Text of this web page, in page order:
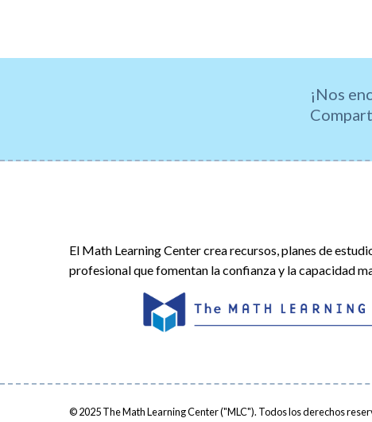
¡Nos
El Math Learning Center crea recursos, planes de
profesional que fomentan la confianza y la capacidad
© 2025The Math Learning Center ("MLC"). Todos los derechos